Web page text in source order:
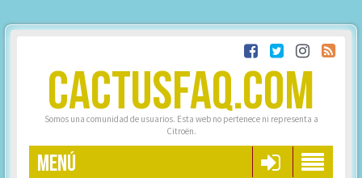
CACTUSFAQ.COM
Somos una comunidad de usuarios. Esta web no pertenece ni representa a
Citroën.
MENÚ